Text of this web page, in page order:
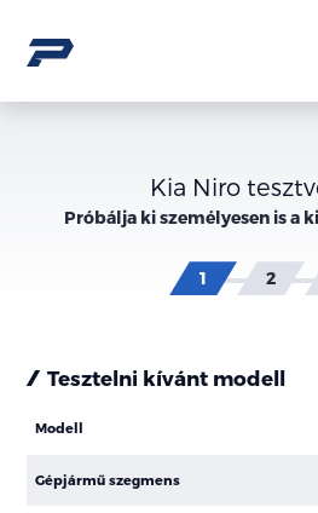
Kia Niro
Próbálja ki személyesen is a
Tesztelni kívánt modell
Modell
Gépjármű szegmens